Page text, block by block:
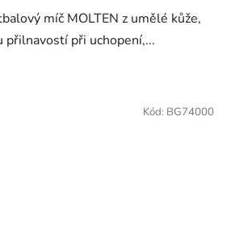
míč MOLTEN z umělé kůže,
přilnavostí při uchopení,...
Kód: BG74000